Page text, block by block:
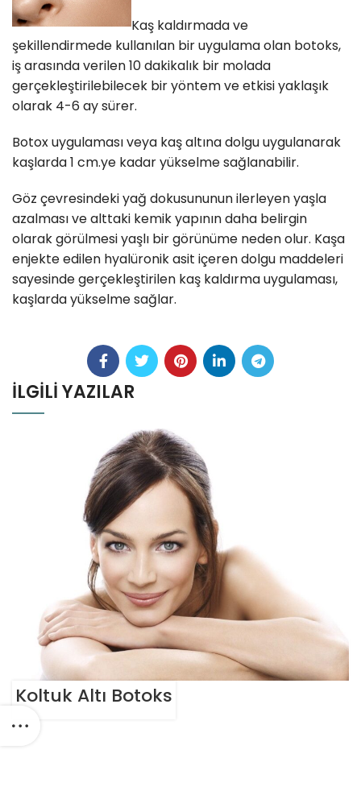
Kaş kaldırmada ve
şekillendirmede kullanılan bir uygulama olan botoks,
iş arasında verilen 10 dakikalık bir molada
gerçekleştirilebilecek bir yöntem ve etkisi yaklaşık
olarak 4-6 ay sürer.
Botox uygulaması veya kaş altına dolgu uygulanarak
kaşlarda 1 cm.ye kadar yükselme sağlanabilir.
Göz çevresindeki yağ dokusununun ilerleyen yaşla
azalması ve alttaki kemik yapının daha belirgin
olarak görülmesi yaşlı bir görünüme neden olur. Kaşa
enjekte edilen hyalüronik asit içeren dolgu maddeleri
sayesinde gerçekleştirilen kaş kaldırma uygulaması,
kaşlarda yükselme sağlar.
İLGILI YAZILAR
Koltuk Altı Botoks